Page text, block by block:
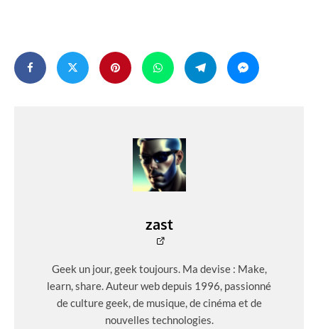
zast
Geek un jour, geek toujours. Ma devise : Make,
learn, share. Auteur web depuis 1996, passionné
de culture geek, de musique, de cinéma et de
nouvelles technologies.